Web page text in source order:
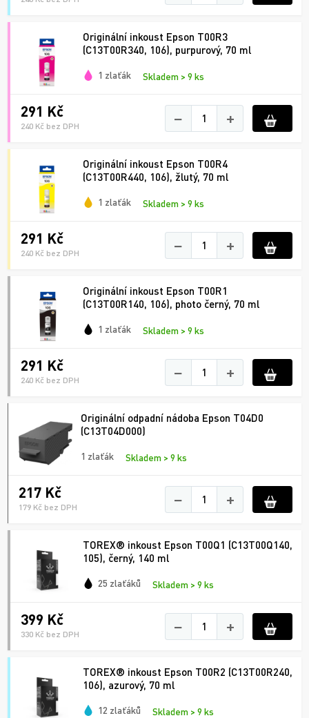
Originální inkoust Epson T00R3
(C13T00R340, 106), purpurový, 70 ml
1 zlaťák Skladem > 9 ks
291 Kč
240 Kč bez DPH − +
Originální inkoust Epson T00R4
(C13T00R440, 106), žlutý, 70 ml
1 zlaťák Skladem > 9 ks
291 Kč
240 Kč bez DPH − +
Originální inkoust Epson T00R1
(C13T00R140, 106), photo černý, 70 ml
1 zlaťák Skladem > 9 ks
291 Kč
240 Kč bez DPH − +
Originální odpadní nádoba Epson T04D0
(C13T04D000)
1 zlaťák Skladem > 9 ks
217 Kč
179 Kč bez DPH − +
TOREX® inkoust Epson T00Q1 (C13T00Q140,
105), černý, 140 ml
25 zlaťáků Skladem > 9 ks
399 Kč
330 Kč bez DPH − +
TOREX® inkoust Epson T00R2 (C13T00R240,
106), azurový, 70 ml
12 zlaťáků Skladem > 9 ks